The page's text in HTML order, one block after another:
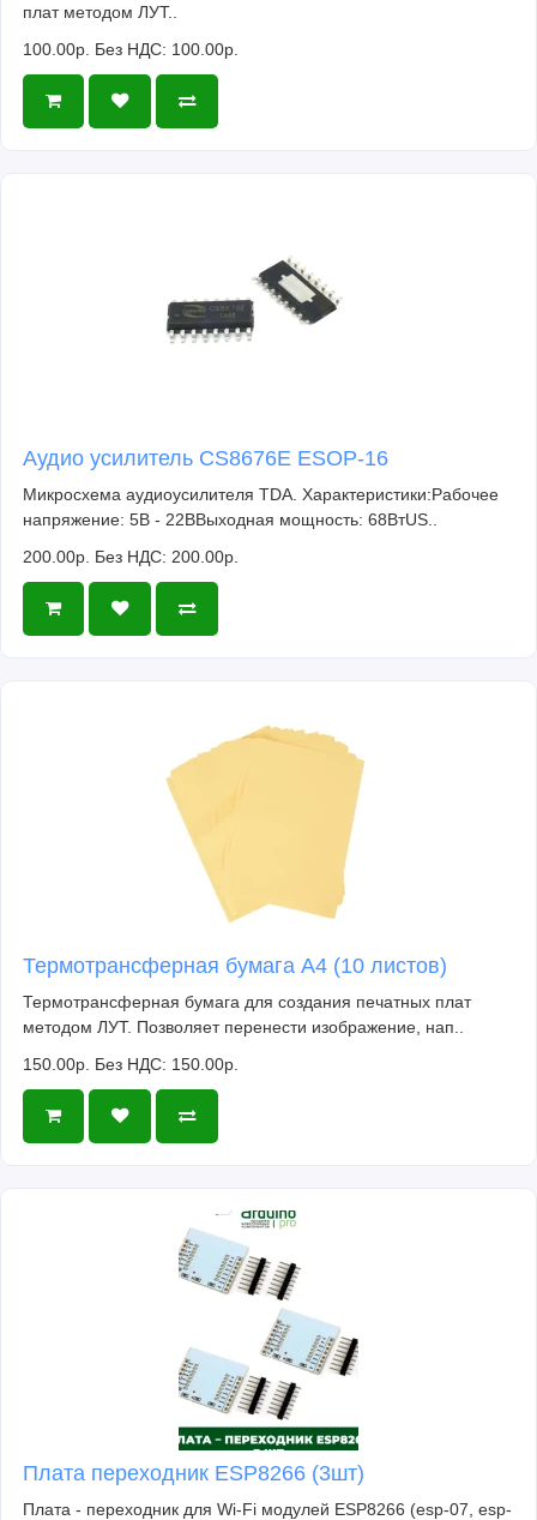
плат методом ЛУТ..
100.00р. Без НДС: 100.00р.
Аудио усилитель CS8676E ESOP-16
Микросхема аудиоусилителя TDA. Характеристики:Рабочее
напряжение: 5В - 22ВВыходная мощность: 68ВтUS..
200.00р. Без НДС: 200.00р.
Термотрансферная бумага А4 (10 листов)
Термотрансферная бумага для создания печатных плат
методом ЛУТ. Позволяет перенести изображение, нап..
150.00р. Без НДС: 150.00р.
Плата переходник ESP8266 (3шт)
Плата - переходник для Wi-Fi модулей ESP8266 (esp-07, esp-